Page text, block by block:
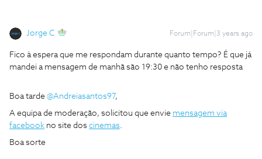
Jorge C Forum|Forum|3 years ago
Fico à espera que me respondam durante quanto tempo? É que já
mandei a mensagem de manhã são 19:30 e não tenho resposta
Boa tarde @Andreiasantos97,
A equipa de moderação, solicitou que envie mensagem via
facebook no site dos cinemas.
Boa sorte